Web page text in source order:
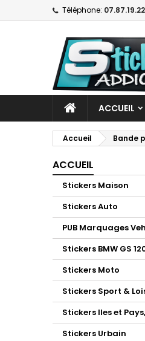
Téléphone:
ACCUEIL
Accueil Bande
ACCUEIL
Stickers Maison
Stickers Auto
PUB Marquages
Stickers BMW GS
Stickers Moto
Stickers Sport &
Stickers Iles et
Stickers Urbain